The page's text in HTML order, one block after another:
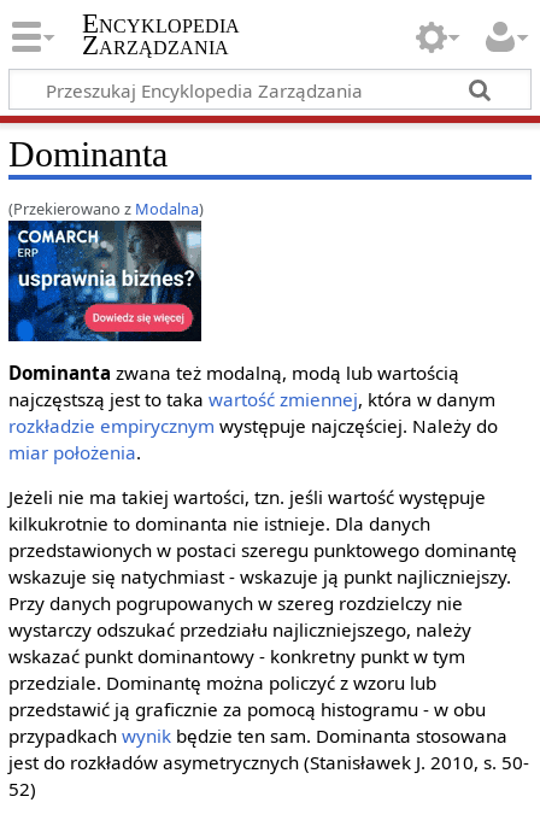
Encyklopedia
Zarządzania
Dominanta
(Przekierowano z Modalna)
Dominanta zwana też modalną, modą lub wartością
najczęstszą jest to taka wartość zmiennej, która w danym
rozkładzie empirycznym występuje najczęściej. Należy do
miar położenia.
Jeżeli nie ma takiej wartości, tzn. jeśli wartość występuje
kilkukrotnie to dominanta nie istnieje. Dla danych
przedstawionych w postaci szeregu punktowego dominantę
wskazuje się natychmiast - wskazuje ją punkt najliczniejszy.
Przy danych pogrupowanych w szereg rozdzielczy nie
wystarczy odszukać przedziału najliczniejszego, należy
wskazać punkt dominantowy - konkretny punkt w tym
przedziale. Dominantę można policzyć z wzoru lub
przedstawić ją graficznie za pomocą histogramu - w obu
przypadkach wynikbędzie ten sam. Dominanta stosowana
jest do rozkładów asymetrycznych (Stanisławek J. 2010, s. 50-
52)